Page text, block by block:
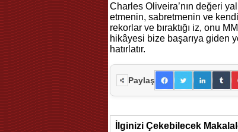
Charles Oliveira’nın değeri
etmenin, sabretmenin ve
rekorlar ve bıraktığı iz, onu
hikâyesi bize başarıya giden
hatırlatır.
Paylaş
İlginizi Çekebilecek